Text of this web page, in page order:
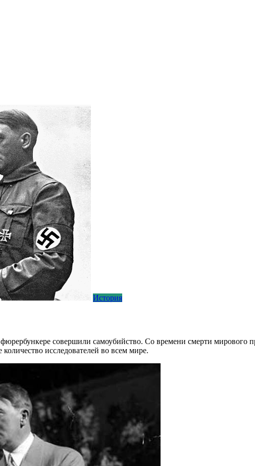
История
совершили самоубийство. Со времени смерти мирового
исследователей во всем мире.